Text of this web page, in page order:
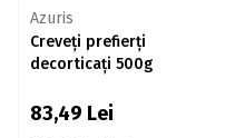
Azuris
Creveți prefierți
decorticați 500g
83,49 Lei